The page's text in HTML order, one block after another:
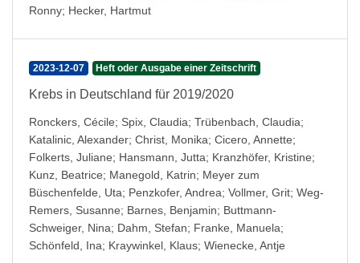
Ronny; Hecker, Hartmut
2023-12-07 Heft oder Ausgabe einer Zeitschrift
Krebs in Deutschland für 2019/2020
Ronckers, Cécile; Spix, Claudia; Trübenbach, Claudia;
Katalinic, Alexander; Christ, Monika; Cicero, Annette;
Folkerts, Juliane; Hansmann, Jutta; Kranzhöfer, Kristine;
Kunz, Beatrice; Manegold, Katrin; Meyer zum
Büschenfelde, Uta; Penzkofer, Andrea; Vollmer, Grit; Weg-
Remers, Susanne; Barnes, Benjamin; Buttmann-
Schweiger, Nina; Dahm, Stefan; Franke, Manuela;
Schönfeld, Ina; Kraywinkel, Klaus; Wienecke, Antje